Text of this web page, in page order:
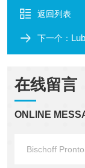
返回列表
下一个：
在线留言
ONLINE